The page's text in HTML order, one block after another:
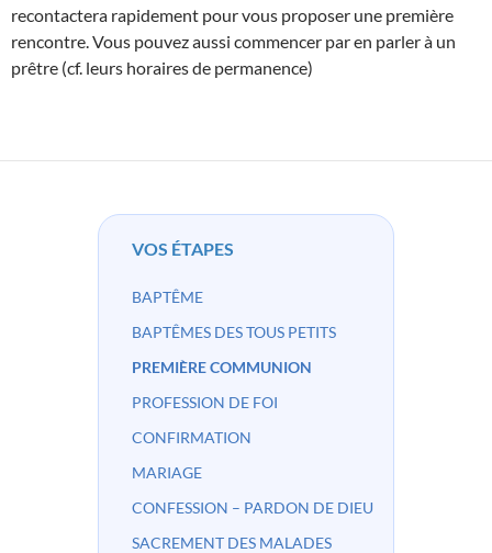
recontactera rapidement pour vous proposer une première
rencontre. Vous pouvez aussi commencer par en parler à un
prêtre (cf. leurs horaires de permanence)
VOS ÉTAPES
BAPTÊME
BAPTÊMES DES TOUS PETITS
PREMIÈRE COMMUNION
PROFESSION DE FOI
CONFIRMATION
MARIAGE
CONFESSION – PARDON DE DIEU
SACREMENT DES MALADES